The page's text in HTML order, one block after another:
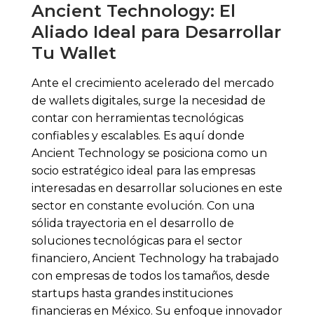
Ancient Technology: El
Aliado Ideal para Desarrollar
Tu Wallet
Ante el crecimiento acelerado del mercado
de wallets digitales, surge la necesidad de
contar con herramientas tecnológicas
confiables y escalables. Es aquí donde
Ancient Technology se posiciona como un
socio estratégico ideal para las empresas
interesadas en desarrollar soluciones en este
sector en constante evolución. Con una
sólida trayectoria en el desarrollo de
soluciones tecnológicas para el sector
financiero, Ancient Technology ha trabajado
con empresas de todos los tamaños, desde
startups hasta grandes instituciones
financieras en México. Su enfoque innovador